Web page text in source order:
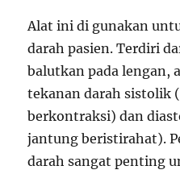
Alat ini di gunakan
darah pasien. Terdiri
balutkan pada lengan,
tekanan darah sistolik
berkontraksi) dan
jantung beristirahat).
darah sangat penting